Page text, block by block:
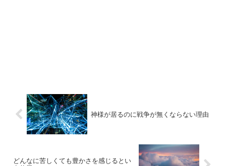
神様が居るのに戦争が無くならない理由
どんなに苦しくても豊かさを感じるとい